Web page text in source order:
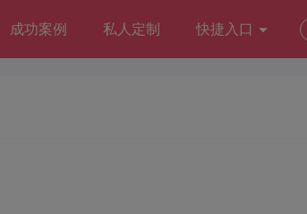
成功案例 私人定制 快捷入口